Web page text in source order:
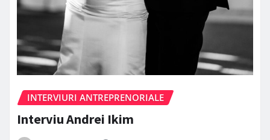
INTERVIURI ANTREPRENORIALE
Interviu Andrei Ikim